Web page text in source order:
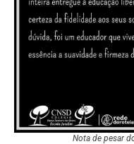
Nota de pesar